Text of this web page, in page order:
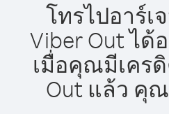
โทรไปอาร์เ
Viber Out ได้
เมื่อคุณมีเคร
Out แล้ว คุ